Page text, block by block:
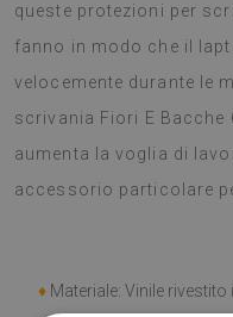
queste protezioni per
fanno in modo che il
velocemente durante le
scrivania Fiori E
aumenta la voglia di
accessorio particolare
♦ Materiale: Vinile rivestito